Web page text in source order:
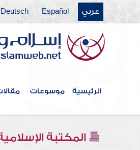
عربي Español
Deutsch
الرئيسية موسوعات
المكتبة
كتاب قسم الفيء
كتاب البيعة
كتاب العقيقة
كتاب الفرع والعتيرة
كتاب الصيد والذبائح
كتاب الضحايا